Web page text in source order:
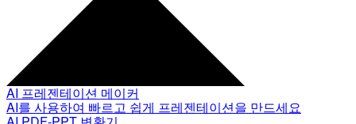
AI 프레젠테이션 메이커
AI를 사용하여 빠르고 쉽게 프레젠테이션을 만드세요